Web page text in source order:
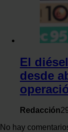
El
desde
Redacción
No hay